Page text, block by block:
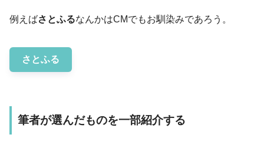
例えばさとふるなんかはCMでもお馴染みであろう。
さとふる
筆者が選んだものを一部紹介する